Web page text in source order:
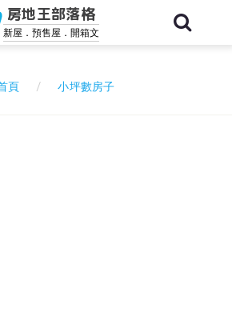
房地王部落格
新屋．預售屋．開箱文
頁 小坪數房子